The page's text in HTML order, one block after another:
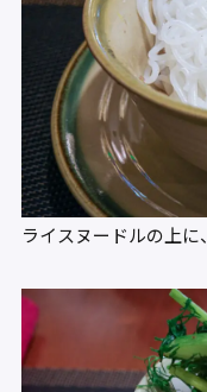
ライスヌードルの上に、